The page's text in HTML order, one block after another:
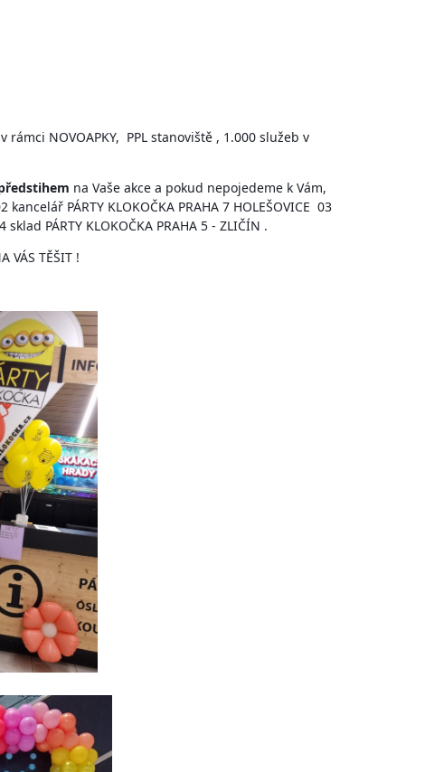
NOVOAPKY, PPL stanoviště , 1.000 služeb v
na Vaše akce a pokud nepojedeme k Vám,
PÁRTY KLOKOČKA PRAHA 7 HOLEŠOVICE 03
PÁRTY KLOKOČKA PRAHA 5 - ZLIČÍN .
VÁS TĚŠIT !